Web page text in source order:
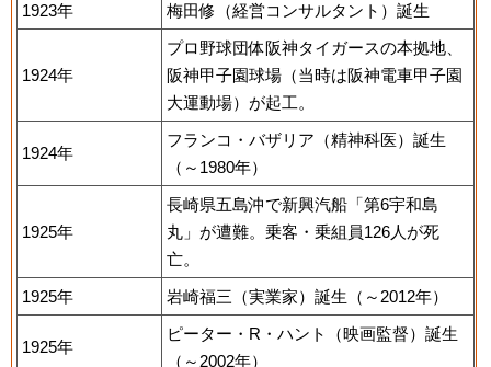
1923年
梅田修（経営コンサルタント）誕生
1924年
プロ野球団体阪神タイガースの本拠地、
阪神甲子園球場（当時は阪神電車甲子園
大運動場）が起工。
1924年
フランコ・バザリア（精神科医）誕生
（～1980年）
1925年
長崎県五島沖で新興汽船「第6宇和島
丸」が遭難。乗客・乗組員126人が死
亡。
1925年
岩崎福三（実業家）誕生（～2012年）
1925年
ピーター・R・ハント（映画監督）誕生
（～2002年）